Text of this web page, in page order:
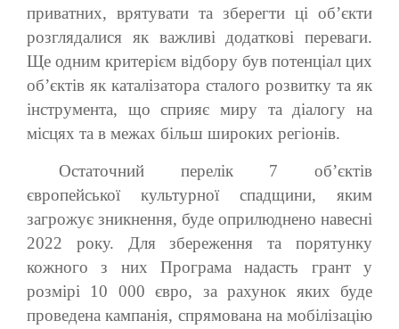
приватних, врятувати та зберегти ці об’єкти
розглядалися як важливі додаткові переваги.
Ще одним критерієм відбору був потенціал цих
об’єктів як каталізатора сталого розвитку та як
інструмента, що сприяє миру та діалогу на
місцях та в межах більш широких регіонів.
Остаточний перелік 7 об’єктів
європейської культурної спадщини, яким
загрожує зникнення, буде оприлюднено навесні
2022 року. Для збереження та порятунку
кожного з них Програма надасть грант у
розмірі 10 000 євро, за рахунок яких буде
проведена кампанія, спрямована на мобілізацію